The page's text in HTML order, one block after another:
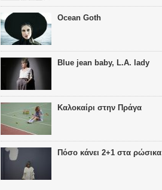
Ocean Goth
Blue jean baby, L.A. lady
Καλοκαίρι στην Πράγα
Πόσο κάνει 2+1 στα ρώσικα